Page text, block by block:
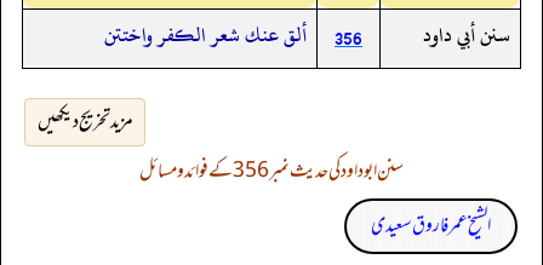
سنن أبي داود
356 ألق عنك شعر الكفر واختتن
مزید تخریج دیکھیں
سنن ابوداود کی حدیث نمبر 356 کے فوائد و مسائل
الشیخ عمر فاروق سعیدی